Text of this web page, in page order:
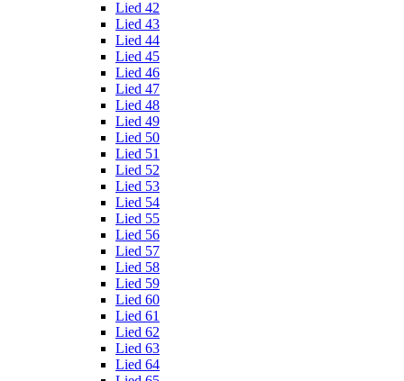
Lied 42
Lied 43
Lied 44
Lied 45
Lied 46
Lied 47
Lied 48
Lied 49
Lied 50
Lied 51
Lied 52
Lied 53
Lied 54
Lied 55
Lied 56
Lied 57
Lied 58
Lied 59
Lied 60
Lied 61
Lied 62
Lied 63
Lied 64